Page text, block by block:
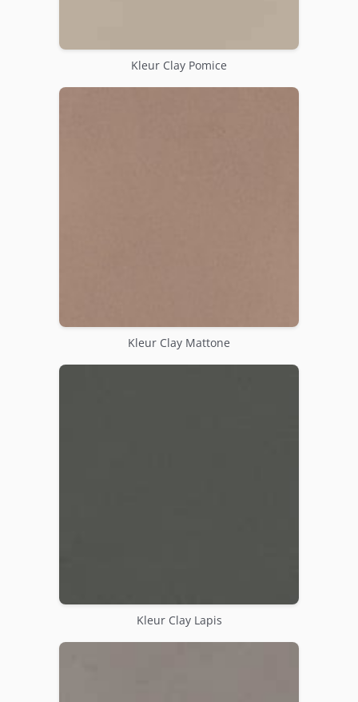
Kleur Clay Pomice
Kleur Clay Mattone
Kleur Clay Lapis